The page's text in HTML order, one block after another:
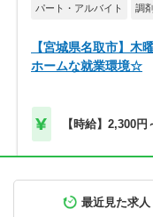
パート・アルバイト 調
【宮城県名取市】木
ホームな就業環境☆
【時給】2,300円
最近見た求人